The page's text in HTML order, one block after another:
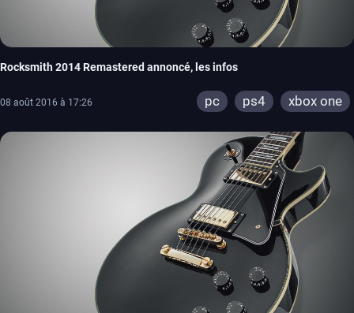
Rocksmith 2014 Remastered annoncé, les infos
08 août 2016 à 17:26 pc ps4 xbox one